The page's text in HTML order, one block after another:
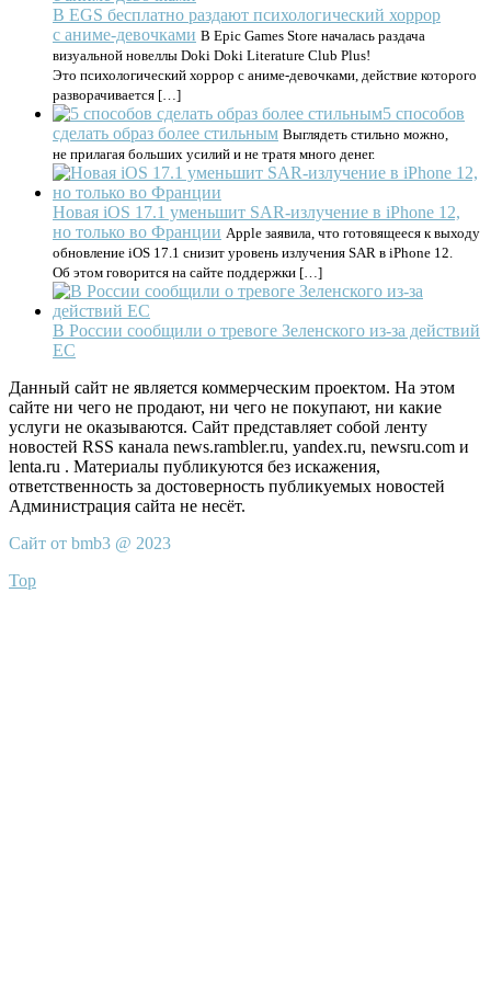
В EGS бесплатно раздают психологический хоррор
с аниме-девочками В Epic Games Store началась раздача
визуальной новеллы Doki Doki Literature Club Plus!
Это психологический хоррор с аниме-девочками, действие которого
разворачивается […]
5 способов
сделать образ более стильным Выглядеть стильно можно,
не прилагая больших усилий и не тратя много денег.
Новая iOS 17.1 уменьшит SAR-излучение в iPhone 12,
но только во Франции Apple заявила, что готовящееся к выходу
обновление iOS 17.1 снизит уровень излучения SAR в iPhone 12.
Об этом говорится на сайте поддержки […]
В России сообщили о тревоге Зеленского из-за действий
ЕС
Данный сайт не является коммерческим проектом. На этом
сайте ни чего не продают, ни чего не покупают, ни какие
услуги не оказываются. Сайт представляет собой ленту
новостей RSS канала news.rambler.ru, yandex.ru, newsru.com и
lenta.ru . Материалы публикуются без искажения,
ответственность за достоверность публикуемых новостей
Администрация сайта не несёт.
Сайт от bmb3 @ 2023
Top